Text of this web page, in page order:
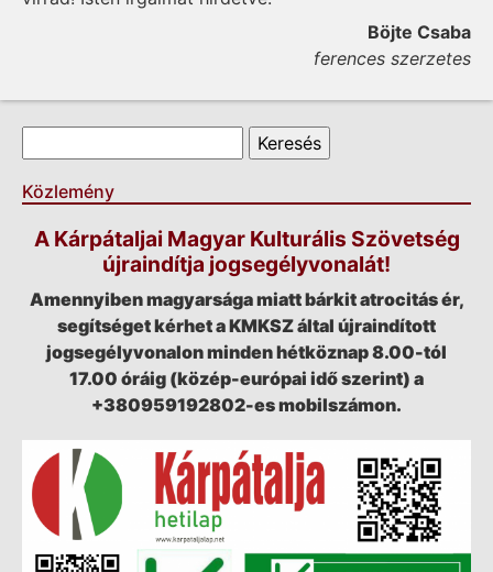
Böjte Csaba
ferences szerzetes
Keresés űrlap
Közlemény
A Kárpátaljai Magyar Kulturális Szövetség
újraindítja jogsegélyvonalát!
Amennyiben magyarsága miatt bárkit atrocitás ér,
segítséget kérhet a KMKSZ által újraindított
jogsegélyvonalon minden hétköznap 8.00-tól
17.00 óráig (közép-európai idő szerint) a
+380959192802-es mobilszámon.